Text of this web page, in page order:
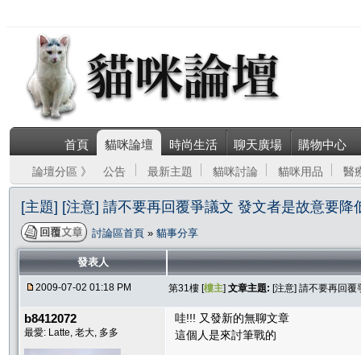
首頁 貓咪論壇 時尚生活 聊天廣場 購物中心
論壇分區 》 公告 最新主題 貓咪討論 貓咪用品 醫
[主題] [注意] 請不要再回覆爭議文 發文者是故意要降
討論區首頁 » 貓事分享
發表人
2009-07-02 01:18 PM 第31樓 [樓主] 文章主題: [注意] 請不要再回
b8412072
最愛: Latte, 老大, 多多
哇!!! 又發新的無聊文章
這個人是來討筆戰的